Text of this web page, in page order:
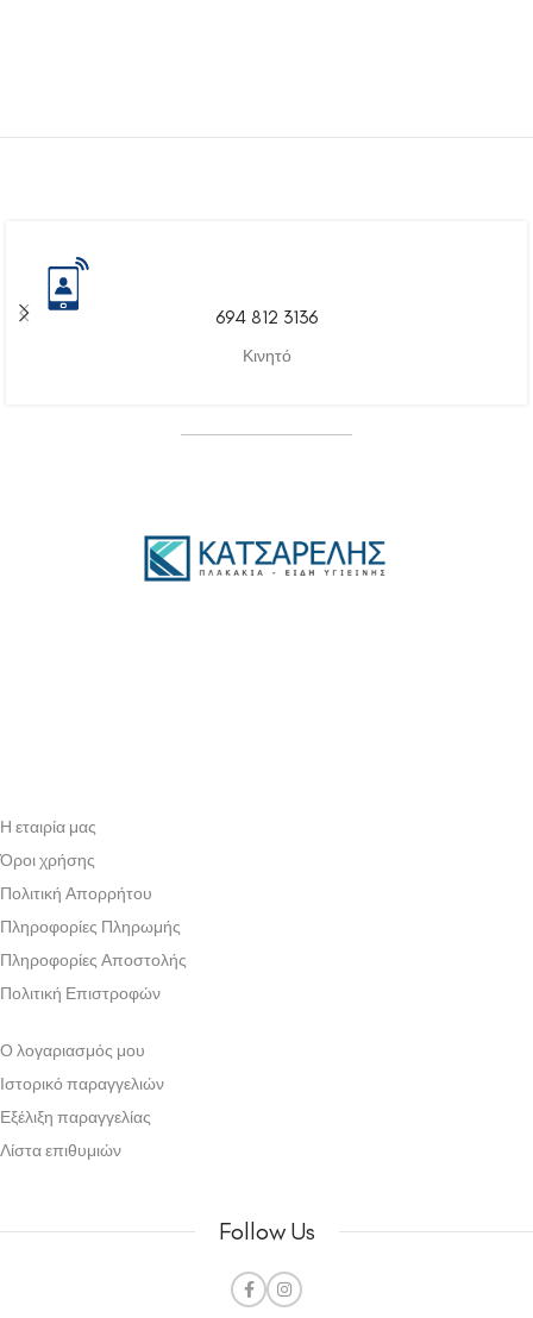
694 812 3136
Κινητό
Η εταιρία μας
Όροι χρήσης
Πολιτική Απορρήτου
Πληροφορίες Πληρωμής
Πληροφορίες Αποστολής
Πολιτική Επιστροφών
Ο λογαριασμός μου
Ιστορικό παραγγελιών
Εξέλιξη παραγγελίας
Λίστα επιθυμιών
Follow Us